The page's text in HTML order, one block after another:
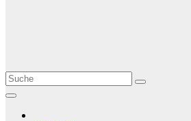
Le Matin
AGENCE DE PRESSE